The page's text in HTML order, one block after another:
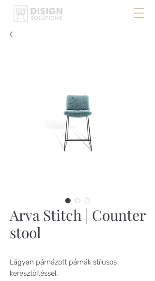
Arva Stitch | Counter
stool
Lágyan párnázott párnák stílusos
keresztöltéssel.